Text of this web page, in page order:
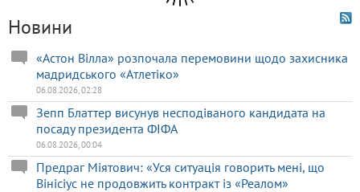
Новини
«Астон Вілла» розпочала перемовини щодо захисника
мадридського «Атлетіко»
06.08.2026, 02:28
Зепп Блаттер висунув несподіваного кандидата на
посаду президента ФІФА
06.08.2026, 00:04
Предраг Міятович: «Уся ситуація говорить мені, що
Вінісіус не продовжить контракт із «Реалом»